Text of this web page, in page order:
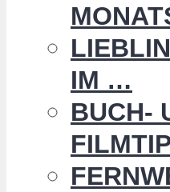
IM …
BUCH-